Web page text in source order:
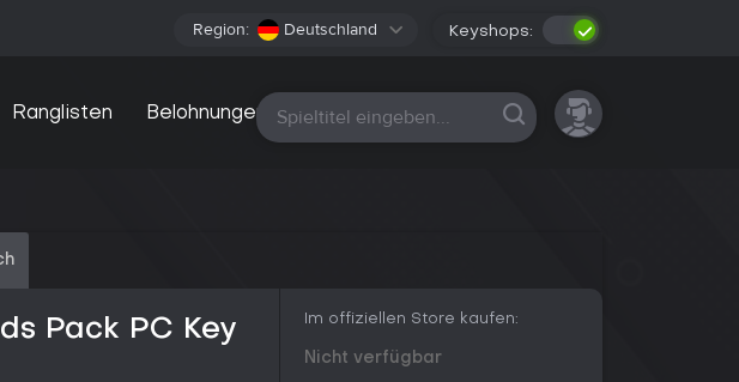
Region: Deutschland Keyshops:
Ranglisten Belohnungen Alle Plattformen
Pack PC Key
Im offiziellen Store kaufen:
Nicht verfügbar